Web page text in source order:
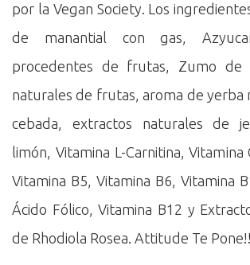
por la Vegan Society. Los
de manantial con gas,
procedentes de frutas, Zumo de
naturales de frutas, aroma de yerba
cebada, extractos naturales de
limón, Vitamina L-Carnitina, Vitamina
Vitamina B5, Vitamina B6, Vitamina
Ácido Fólico, Vitamina B12 y
de Rhodiola Rosea. Attitude Te Pone!!